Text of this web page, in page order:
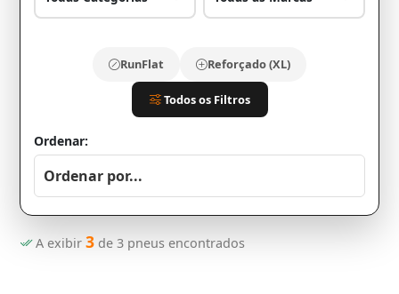
RunFlat Reforçado (XL)
Todos os Filtros
Ordenar:
A exibir 3 de 3 pneus encontrados